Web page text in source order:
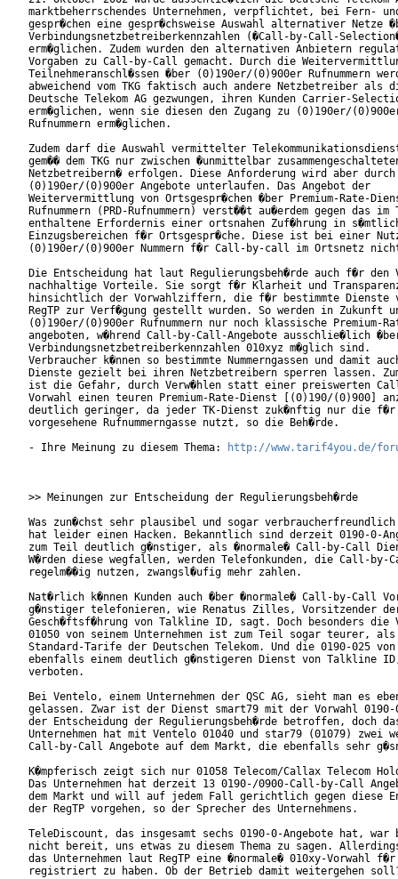
marktbeherrschendes Unternehmen, verpflichtet, bei Fern-
gespr�chen eine gespr�chsweise Auswahl alternativer Netze
Verbindungsnetzbetreiberkennzahlen (�Call-by-Call-
erm�glichen. Zudem wurden den alternativen Anbietern
Vorgaben zu Call-by-Call gemacht. Durch die
Teilnehmeranschl�ssen �ber (0)190er/(0)900er Rufnummern
abweichend vom TKG faktisch auch andere Netzbetreiber als
Deutsche Telekom AG gezwungen, ihren Kunden Carrier-
erm�glichen, wenn sie diesen den Zugang zu (0)190er/
Rufnummern erm�glichen.
Zudem darf die Auswahl vermittelter
gem�� dem TKG nur zwischen �unmittelbar
Netzbetreibern� erfolgen. Diese Anforderung wird aber durch
(0)190er/(0)900er Angebote unterlaufen. Das Angebot der
Weitervermittlung von Ortsgespr�chen �ber Premium-Rate-
Rufnummern (PRD-Rufnummern) verst��t au�erdem gegen das im
enthaltene Erfordernis einer ortsnahen Zuf�hrung in
Einzugsbereichen f�r Ortsgespr�che. Diese ist bei einer
(0)190er/(0)900er Nummern f�r Call-by-call im Ortsnetz
Die Entscheidung hat laut Regulierungsbeh�rde auch f�r den
nachhaltige Vorteile. Sie sorgt f�r Klarheit und
hinsichtlich der Vorwahlziffern, die f�r bestimmte Dienste
RegTP zur Verf�gung gestellt wurden. So werden in Zukunft
(0)190er/(0)900er Rufnummern nur noch klassische Premium-
angeboten, w�hrend Call-by-Call-Angebote ausschlie�lich
Verbindungsnetzbetreiberkennzahlen 010xyz m�glich sind.
Verbraucher k�nnen so bestimmte Nummerngassen und damit
Dienste gezielt bei ihren Netzbetreibern sperren lassen.
ist die Gefahr, durch Verw�hlen statt einer preiswerten
Vorwahl einen teuren Premium-Rate-Dienst [(0)190/(0)900]
deutlich geringer, da jeder TK-Dienst zuk�nftig nur die
vorgesehene Rufnummerngasse nutzt, so die Beh�rde.
- Ihre Meinung zu diesem Thema:
http://www.tarif4you.de/
>> Meinungen zur Entscheidung der Regulierungsbeh�rde
Was zun�chst sehr plausibel und sogar
hat leider einen Hacken. Bekanntlich sind derzeit 0190-0-
zum Teil deutlich g�nstiger, als �normale� Call-by-Call
W�rden diese wegfallen, werden Telefonkunden, die Call-by-
regelm��ig nutzen, zwangsl�ufig mehr zahlen.
Nat�rlich k�nnen Kunden auch �ber �normale� Call-by-Call
g�nstiger telefonieren, wie Renatus Zilles, Vorsitzender
Gesch�ftsf�hrung von Talkline ID, sagt. Doch besonders die
01050 von seinem Unternehmen ist zum Teil sogar teurer,
Standard-Tarife der Deutschen Telekom. Und die 0190-025
ebenfalls einem deutlich g�nstigeren Dienst von Talkline
verboten.
Bei Ventelo, einem Unternehmen der QSC AG, sieht man es
gelassen. Zwar ist der Dienst smart79 mit der Vorwahl 0190-
der Entscheidung der Regulierungsbeh�rde betroffen, doch
Unternehmen hat mit Ventelo 01040 und star79 (01079) zwei
Call-by-Call Angebote auf dem Markt, die ebenfalls sehr
K�mpferisch zeigt sich nur 01058 Telecom/Callax Telecom
Das Unternehmen hat derzeit 13 0190-/0900-Call-by-Call
dem Markt und will auf jedem Fall gerichtlich gegen diese
der RegTP vorgehen, so der Sprecher des Unternehmens.
TeleDiscount, das insgesamt sechs 0190-0-Angebote hat, war
nicht bereit, uns etwas zu diesem Thema zu sagen.
das Unternehmen laut RegTP eine �normale� 010xy-Vorwahl
registriert zu haben. Ob der Betrieb damit weitergehen